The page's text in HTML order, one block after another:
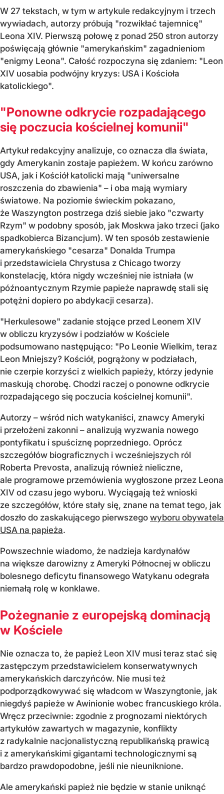
W 27 tekstach, w tym w artykule redakcyjnym i trzech
wywiadach, autorzy próbują "rozwikłać tajemnicę"
Leona XIV. Pierwszą połowę z ponad 250 stron autorzy
poświęcają głównie "amerykańskim" zagadnieniom
"enigmy Leona". Całość rozpoczyna się zdaniem: "Leon
XIV uosabia podwójny kryzys: USA i Kościoła
katolickiego".
"Ponowne odkrycie rozpadającego
się poczucia kościelnej komunii"
Artykuł redakcyjny analizuje, co oznacza dla świata,
gdy Amerykanin zostaje papieżem. W końcu zarówno
USA, jak i Kościół katolicki mają "uniwersalne
roszczenia do zbawienia" – i oba mają wymiary
światowe. Na poziomie świeckim pokazano,
że Waszyngton postrzega dziś siebie jako "czwarty
Rzym" w podobny sposób, jak Moskwa jako trzeci (jako
spadkobierca Bizancjum). W ten sposób zestawienie
amerykańskiego "cesarza" Donalda Trumpa
i przedstawiciela Chrystusa z Chicago tworzy
konstelację, która nigdy wcześniej nie istniała (w
późnoantycznym Rzymie papieże naprawdę stali się
potężni dopiero po abdykacji cesarza).
"Herkulesowe" zadanie stojące przed Leonem XIV
w obliczu kryzysów i podziałów w Kościele
podsumowano następująco: "Po Leonie Wielkim, teraz
Leon Mniejszy? Kościół, pogrążony w podziałach,
nie czerpie korzyści z wielkich papieży, którzy jedynie
maskują chorobę. Chodzi raczej o ponowne odkrycie
rozpadającego się poczucia kościelnej komunii".
Autorzy – wśród nich watykaniści, znawcy Ameryki
i przełożeni zakonni – analizują wyzwania nowego
pontyfikatu i spuściznę poprzedniego. Oprócz
szczegółów biograficznych i wcześniejszych ról
Roberta Prevosta, analizują również nieliczne,
ale programowe przemówienia wygłoszone przez Leona
XIV od czasu jego wyboru. Wyciągają też wnioski
ze szczegółów, które stały się, znane na temat tego, jak
doszło do zaskakującego pierwszego wyboru obywatela
USA na papieża.
Powszechnie wiadomo, że nadzieja kardynałów
na większe darowizny z Ameryki Północnej w obliczu
bolesnego deficytu finansowego Watykanu odegrała
niemałą rolę w konklawe.
Pożegnanie z europejską dominacją
w Kościele
Nie oznacza to, że papież Leon XIV musi teraz stać się
zastępczym przedstawicielem konserwatywnych
amerykańskich darczyńców. Nie musi też
podporządkowywać się władcom w Waszyngtonie, jak
niegdyś papieże w Awinionie wobec francuskiego króla.
Wręcz przeciwnie: zgodnie z prognozami niektórych
artykułów zawartych w magazynie, konflikty
z radykalnie nacjonalistyczną republikańską prawicą
i z amerykańskimi gigantami technologicznymi są
bardzo prawdopodobne, jeśli nie nieuniknione.
Ale amerykański papież nie będzie w stanie uniknąć